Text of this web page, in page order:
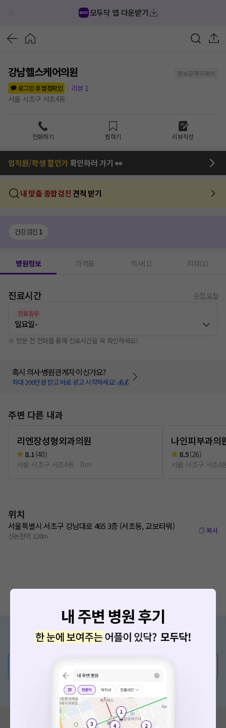
모두닥 앱 다운받기
강남헬스케어의원
정보공개 미동의
로그인 후 별점확인
리뷰 1
서울 서초구 서초4동
전화하기 찜하기 리뷰작성
임직원/학생 할인가확인하러 가기 👀
내 맞춤 종합검진 견적 받기
건강검진 1
병원정보 가격표 의사(1) 리뷰(1)
진료시간 수정 요청
진료휴무
일요일-
※ 방문 전 전화를 통해 진료시간을 꼭 확인하세요!
혹시 의사·병원관계자 이신가요?
최대 200만원 받고 바로 광고 시작하세요! 💰💰
주변 다른 내과
리엔장성형외과의원
8.1(40)
서울 서초구 서초4동
0m
나인피부과의
8.5(26)
서울 서초구 서초4
위치
서울특별시 서초구 강남대로 465 3층 (서초동, 교보타워)
신논현역 120m
복사
증상/치료, 궁금한 점이 있나요?
혹은, 의료상담 서비스에 다양한 게시글 보러가기
혹시 잘못된 병원정보가 있나요?